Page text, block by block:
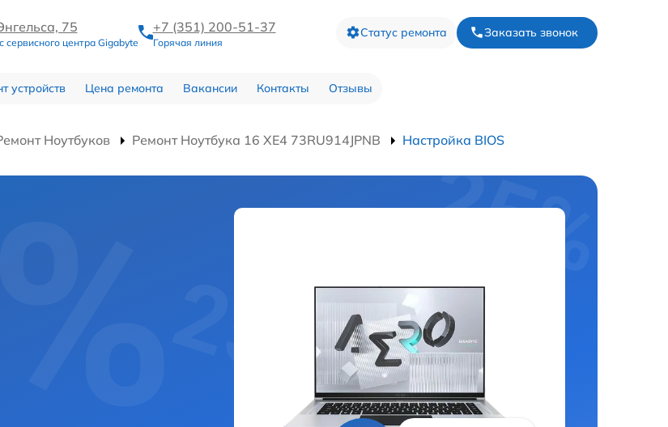
75
сервисного центра Gigabyte
+7 (351) 200-51-37
Горячая линия
Статус ремонта Заказать звонок
устройств Цена ремонта Вакансии Контакты Отзывы
Ноутбуков Ремонт Ноутбука 16 XE4 73RU914JPNB Настройка BIOS